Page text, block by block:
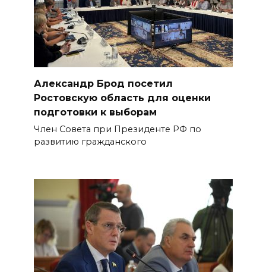
Александр Брод посетил
Ростовскую область для оценки
подготовки к выборам
Член Совета при Президенте РФ по
развитию гражданского